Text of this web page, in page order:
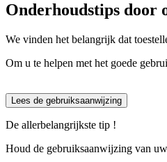
Onderhoudstips door
We vinden het belangrijk dat
Om u te helpen met het goede
Lees de gebruiksaanwijzing
De allerbelangrijkste tip !
Houd de gebruiksaanwijzing van